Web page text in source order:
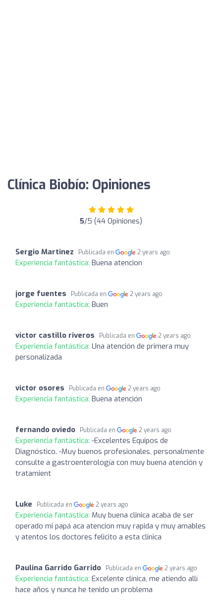
Clínica Biobío: Opiniones
5/5 (44 Opiniones)
Sergio Martinez Publicada en 2 years ago
Experiencia fantástica: Buena atencion
jorge fuentes Publicada en 2 years ago
Experiencia fantástica: Buen
victor castillo riveros Publicada en 2 years ago
Experiencia fantástica: Una atención de primera muy
personalizada
victor osores Publicada en 2 years ago
Experiencia fantástica: Buena atención
fernando oviedo Publicada en 2 years ago
Experiencia fantástica: -Excelentes Equipos de
Diagnóstico. -Muy buenos profesionales, personalmente
consulte a gastroenterología con muy buena atención y
tratamient
Luke Publicada en 2 years ago
Experiencia fantástica: Muy buena clinica acaba de ser
operado mi papá aca atencion muy rapida y muy amables
y atentos los doctores felicito a esta clinica
Paulina Garrido Garrido Publicada en 2 years ago
Experiencia fantástica: Excelente clínica, me atiendo allí
hace años y nunca he tenido un problema